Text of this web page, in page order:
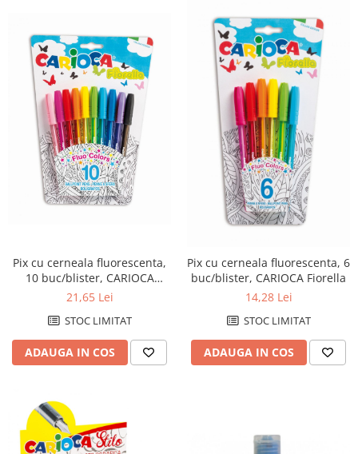
Pix cu cerneala fluorescenta,
10 buc/blister, CARIOCA
Fiorella
21,65 Lei
STOC LIMITAT
ADAUGA IN COS
Pix cu cerneala fluorescenta, 6
buc/blister, CARIOCA Fiorella
14,28 Lei
STOC LIMITAT
ADAUGA IN COS